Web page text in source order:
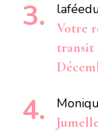
Votre
transit